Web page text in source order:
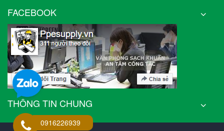
FACEBOOK
THÔNG TIN CHUNG
0916226939